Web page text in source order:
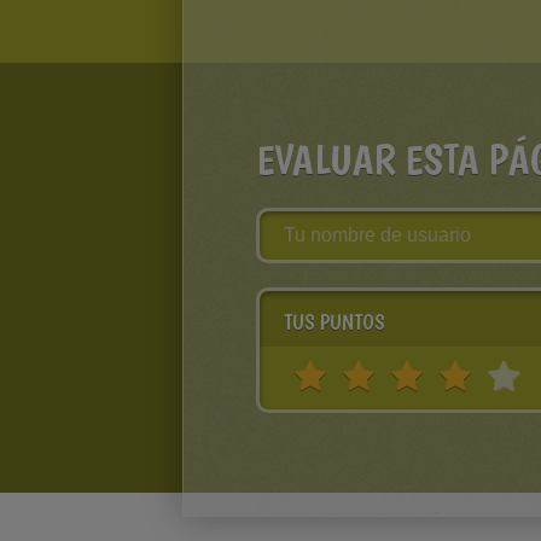
EVALUAR ESTA
TUS PUNTOS